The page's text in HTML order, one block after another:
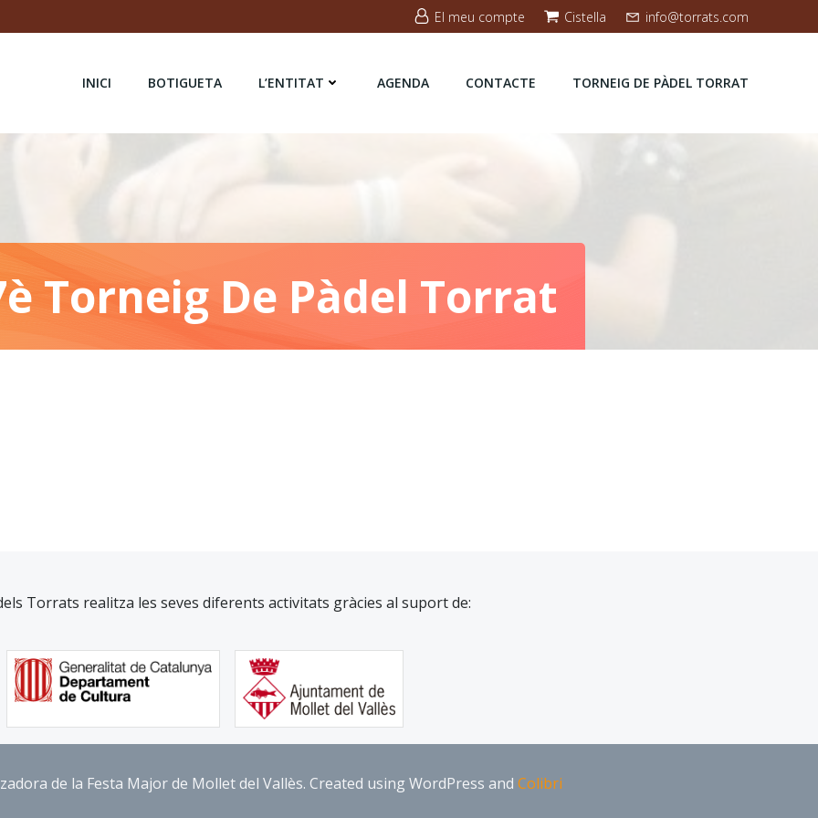
El meu compte Cistella info@torrats.com
INICI BOTIGUETA L’ENTITAT AGENDA CONTACTE TORNEIG DE PÀDEL TORRAT
Torneig De Pàdel Torrat
Torrats realitza les seves diferents activitats gràcies al suport de:
de la Festa Major de Mollet del Vallès. Created using WordPress and Colibri